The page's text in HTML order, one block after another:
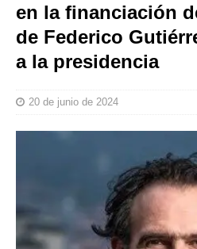
en la financiación
de Federico
a la presidencia
20 de junio de 2024